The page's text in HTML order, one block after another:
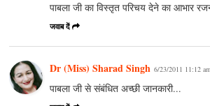
पाबला जी का विस्तृत परिचय देने का आभार
जवाब दें
Dr (Miss) Sharad Singh 6/23/2011 11:12
पाबला जी से संबंधित अच्छी जानकारी...